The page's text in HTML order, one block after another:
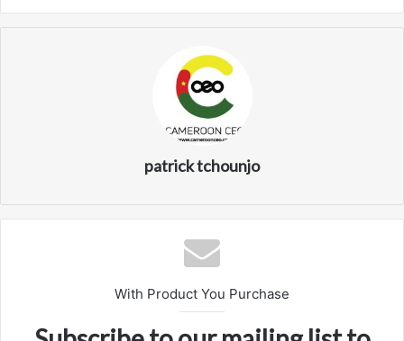
patrick tchounjo
With Product You Purchase